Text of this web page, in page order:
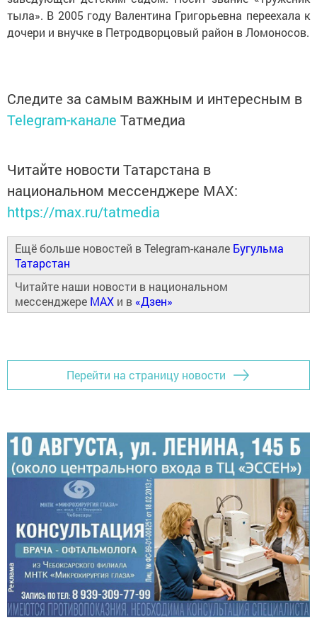
тыла». В 2005 году Валентина Григорьевна переехала к
дочери и внучке в Петродворцовый район в Ломоносов.
Следите за самым важным и интересным в
Telegram-канале Татмедиа
Читайте новости Татарстана в
национальном мессенджере MАХ:
https://max.ru/tatmedia
Ещё больше новостей в Telegram-канале Бугульма
Татарстан
Читайте наши новости в национальном
мессенджере MAX и в «Дзен»
Перейти на страницу новости